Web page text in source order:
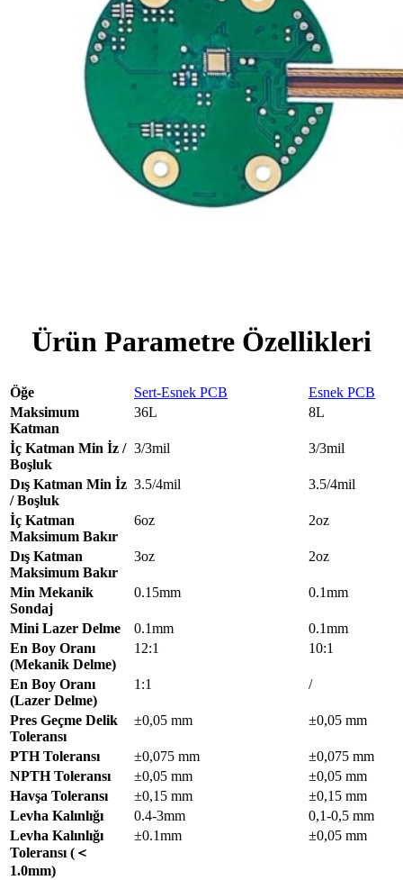
Ürün Parametre Özellikleri
Öğe Sert-Esnek PCB
Esnek PCB
Maksimum
Katman
36L 8L
İç Katman Min İz /
Boşluk
3/3mil 3/3mil
Dış Katman Min İz
/ Boşluk
3.5/4mil 3.5/4mil
İç Katman
Maksimum Bakır
6oz 2oz
Dış Katman
Maksimum Bakır
3oz 2oz
Min Mekanik
Sondaj
0.15mm 0.1mm
Mini Lazer Delme 0.1mm
0.1mm
En Boy Oranı
(Mekanik Delme)
12:1 10:1
En Boy Oranı
(Lazer Delme)
1:1 /
Pres Geçme Delik
Toleransı
±0,05 mm ±0,05 mm
PTH Toleransı ±0,075 mm
±0,075 mm
NPTH Toleransı
±0,05 mm
±0,05 mm
Havşa Toleransı
±0,15 mm
±0,15 mm
Levha Kalınlığı
0.4-3mm
0,1-0,5 mm
Levha Kalınlığı
Toleransı (＜
1.0mm)
±0.1mm ±0,05 mm